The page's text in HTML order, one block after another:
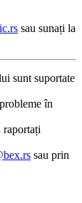
sau sunați la
sunt suportate
în
raportați
sau prin